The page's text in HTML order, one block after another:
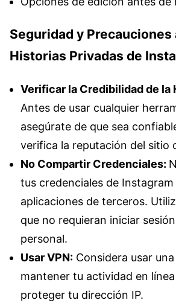
Seguridad y Precauciones
Historias Privadas de
Verificar la Credibilidad de la
Antes de usar cualquier
asegúrate de que sea
verifica la reputación del sitio
No Compartir Credenciales:
tus credenciales de
aplicaciones de terceros.
que no requieran iniciar
personal.
Usar VPN: Considera usar
mantener tu actividad en
proteger tu dirección IP.